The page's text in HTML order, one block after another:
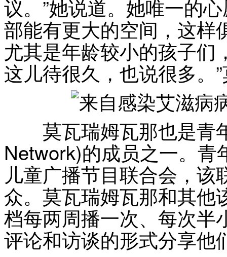
议。”她说道。她唯一的
部能有更大的空间，这样
尤其是年龄较小的孩子们
这儿待很久，也说很多。
莫瓦瑞姆瓦那也是青
Network)的成员之一。
儿童广播节目联合会，
众。莫瓦瑞姆瓦那和其他
档每两周播一次、每次半
评论和访谈的形式分享他